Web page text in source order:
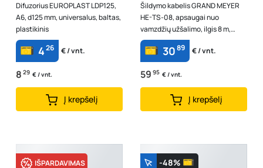
Difuzorius EUROPLAST LDP125,
A6, d125 mm, universalus, baltas,
plastikinis
426 € / vnt.
8 29 € / vnt.
Į krepšelį
Šildymo kabelis GRAND MEYER
HE-TS-08, apsaugai nuo
vamzdžių užšalimo, ilgis 8 m,
galia 16 W/m, įtampa 230 V, galia
128 W 3089 € / vnt.
59 95 € / vnt.
Į krepšelį
IŠPARDAVIMAS -48%